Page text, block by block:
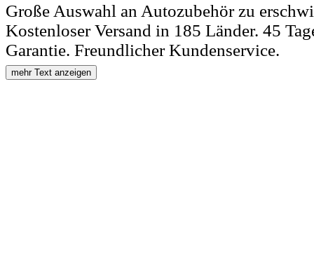
Große Auswahl an Autozubehör zu
Kostenloser Versand in 185 Länder. 45
Garantie. Freundlicher Kundenservice.
mehr Text anzeigen